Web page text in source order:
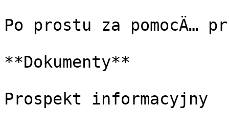
Po prostu za pomocÄ…
**Dokumenty**
Prospekt informacyjny